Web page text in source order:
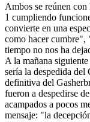
Ambos se reúnen
1 cumpliendo
convierte en una
como hacer cumbre",
tiempo no nos ha
A la mañana
sería la despedida del
definitiva del
fueron a despedirse
acampados a pocos
mensaje: "la